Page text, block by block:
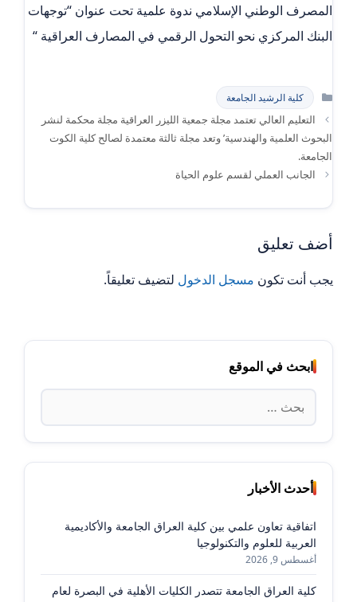
المصرف الوطني الإسلامي ندوة علمية تحت عنوان “توجهات
البنك المركزي نحو التحول الرقمي في المصارف العراقية “
التصنيفات
كلية الرشيد الجامعة
التعليم العالي تعتمد مجلة جمعية الليزر العراقية مجلة محكمة لنشر
البحوث العلمية والهندسية’ وتعد مجلة ثالثة معتمدة لصالح كلية الكوت
الجامعة.
الجانب العملي لقسم علوم الحياة
أضف تعليق
يجب أنت تكون مسجل الدخول لتضيف تعليقاً.
ابحث في الموقع
البحث
عن:
أحدث الأخبار
اتفاقية تعاون علمي بين كلية العراق الجامعة والأكاديمية
العربية للعلوم والتكنولوجيا
أغسطس 9, 2026
كلية العراق الجامعة تتصدر الكليات الأهلية في البصرة لعام